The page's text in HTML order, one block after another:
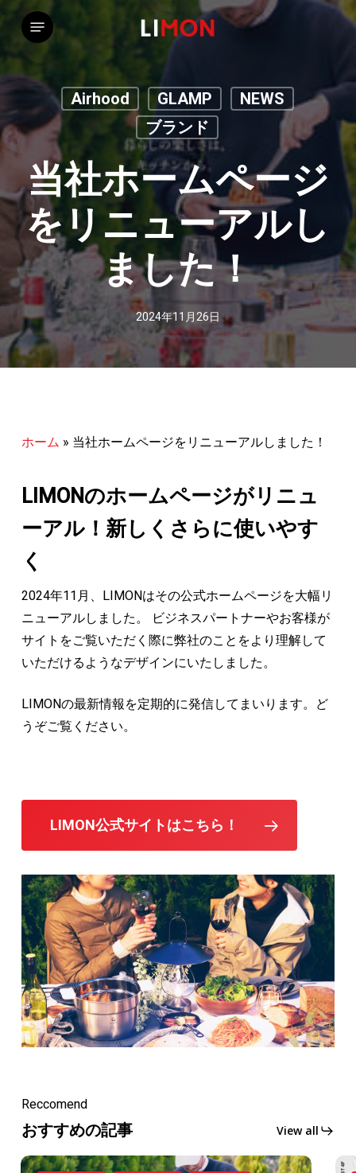
Skip
main
content
Menu
Airhood GLAMP
NEWS
ブランド
当社ホームページ
をリニューアルし
ました！
2024年11月26日
ホーム » 当社ホームページをリニューアルしました！
LIMONのホームページがリニュ
ーアル！新しくさらに使いやす
く
2024年11月、LIMONはその公式ホームページを大幅リ
ニューアルしました。 ビジネスパートナーやお客様が
サイトをご覧いただく際に弊社のことをより理解して
いただけるようなデザインにいたしました。
LIMONの最新情報を定期的に発信してまいります。ど
うぞご覧ください。
LIMON公式サイトはこちら！
Reccomend
おすすめの記事
View all